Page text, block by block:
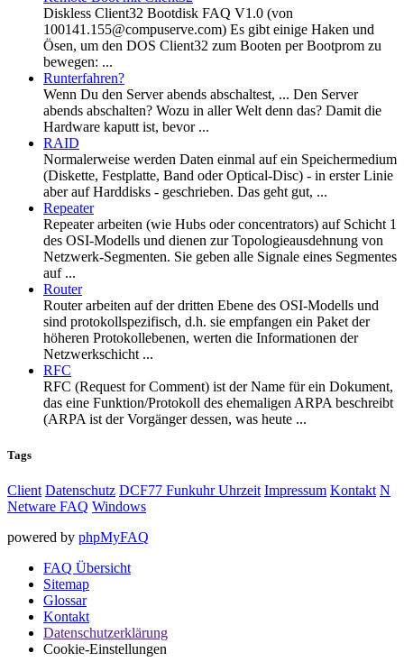
Diskless Client32 Bootdisk FAQ V1.0 (von
100141.155@compuserve.com) Es gibt einige Haken und
Ösen, um den DOS Client32 zum Booten per Bootprom zu
bewegen: ...
Runterfahren?
Wenn Du den Server abends abschaltest, ... Den Server
abends abschalten? Wozu in aller Welt denn das? Damit die
Hardware kaputt ist, bevor ...
RAID
Normalerweise werden Daten einmal auf ein Speichermedium
(Diskette, Festplatte, Band oder Optical-Disc) - in erster Linie
aber auf Harddisks - geschrieben. Das geht gut, ...
Repeater
Repeater arbeiten (wie Hubs oder concentrators) auf Schicht 1
des OSI-Modells und dienen zur Topologieausdehnung von
Netzwerk-Segmenten. Sie geben alle Signale eines Segmentes
auf ...
Router
Router arbeiten auf der dritten Ebene des OSI-Modells und
sind protokollspezifisch, d.h. sie empfangen ein Paket der
höheren Protokollebenen, werten die Informationen der
Netzwerkschicht ...
RFC
RFC (Request for Comment) ist der Name für ein Dokument,
das eine Funktion/Protokoll des ehemaligen ARPA beschreibt
(ARPA ist der Vorgänger dessen, was heute ...
Tags
Client Datenschutz DCF77 Funkuhr Uhrzeit Impressum Kontakt N
Netware FAQ Windows
powered by phpMyFAQ
FAQ Übersicht
Sitemap
Glossar
Kontakt
Datenschutzerklärung
Cookie-Einstellungen